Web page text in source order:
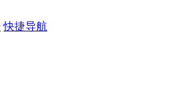
快捷导航